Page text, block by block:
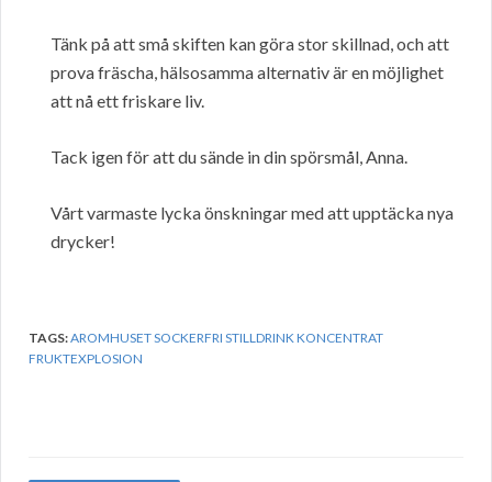
Tänk på att små skiften kan göra stor skillnad, och att
prova fräscha, hälsosamma alternativ är en möjlighet
att nå ett friskare liv.
Tack igen för att du sände in din spörsmål, Anna.
Vårt varmaste lycka önskningar med att upptäcka nya
drycker!
TAGS:AROMHUSET SOCKERFRI STILLDRINK KONCENTRAT
FRUKTEXPLOSION